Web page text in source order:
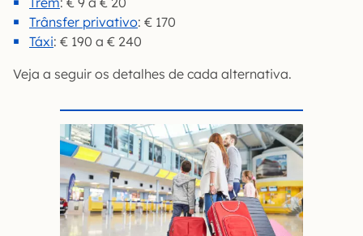
Trânsfer privativo: € 170
Táxi: € 190 a € 240
Veja a seguir os detalhes de cada alternativa.